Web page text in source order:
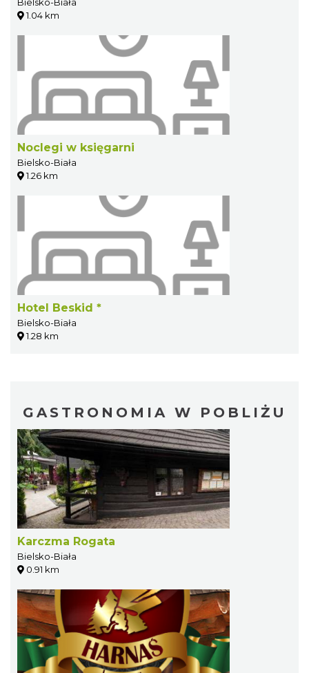
Bielsko-Biała
1.04 km
Noclegi w księgarni
Bielsko-Biała
1.26 km
Hotel Beskid *
Bielsko-Biała
1.28 km
GASTRONOMIA W POBLIŻU
Karczma Rogata
Bielsko-Biała
0.91 km